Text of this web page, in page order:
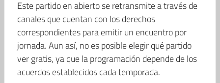
Este partido en abierto se retransmite a través de
canales que cuentan con los derechos
correspondientes para emitir un encuentro por
jornada. Aun así, no es posible elegir qué partido
ver gratis, ya que la programación depende de los
acuerdos establecidos cada temporada.